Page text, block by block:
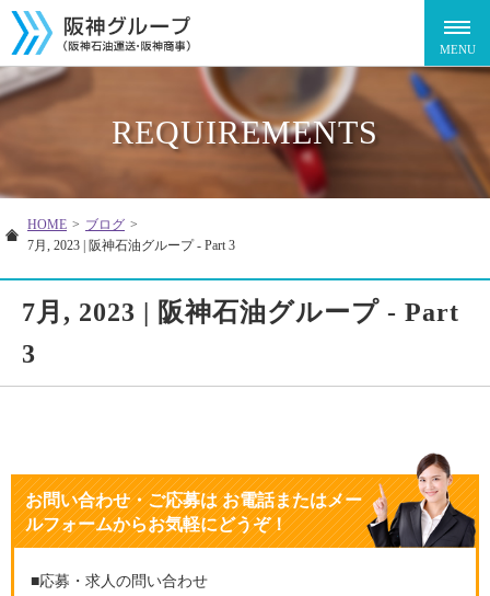
REQUIREMENTS
HOME > ブログ >
7月, 2023 | 阪神石油グループ - Part 3
7月, 2023 | 阪神石油グループ - Part
3
お問い合わせ・ご応募はお電話またはメー
ルフォームからお気軽にどうぞ！
■応募・求人の問い合わせ